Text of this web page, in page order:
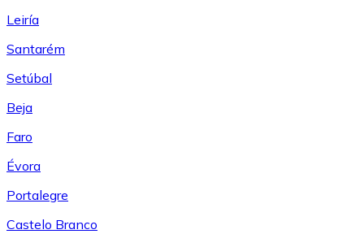
Leiría
Santarém
Setúbal
Beja
Faro
Évora
Portalegre
Castelo Branco